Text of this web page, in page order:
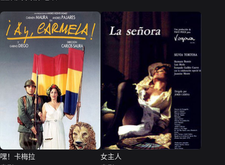
嘿！卡梅拉
女主人